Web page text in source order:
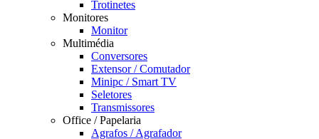
Trotinetes
Monitores
Monitor
Multimédia
Conversores
Extensor / Comutador
Minipc / Smart TV
Seletores
Transmissores
Office / Papelaria
Agrafos / Agrafador